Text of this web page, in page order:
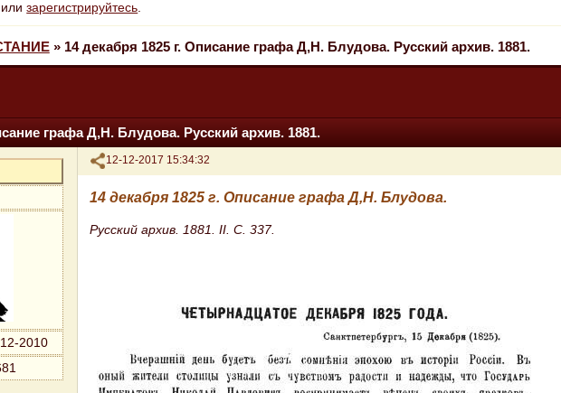
илизарегистрируйтесь.
» 14 декабря 1825 г. Описание графа Д,Н. Блудова. Русский архив. 1881.
графа Д,Н. Блудова. Русский архив. 1881.
Поделиться
12-12-2017 15:34:32
2010
14 декабря 1825 г. Описание графа Д,Н. Блудова.
Русский архив. 1881. II. С. 337.